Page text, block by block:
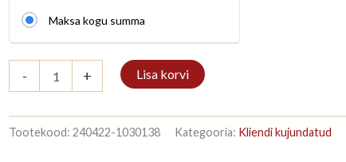
Maksa kogu summa
-
3/7
Mahonki
kogus
+ Lisa korvi
Tootekood: 240422-1030138 Kategooria: Kliendi kujundatud